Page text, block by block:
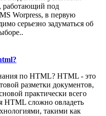
работающий под
Worpress, в первую
серьезно задуматься об
по HTML? HTML - это
разметки документов,
практически всего
HTML сложно овладеть
такими как